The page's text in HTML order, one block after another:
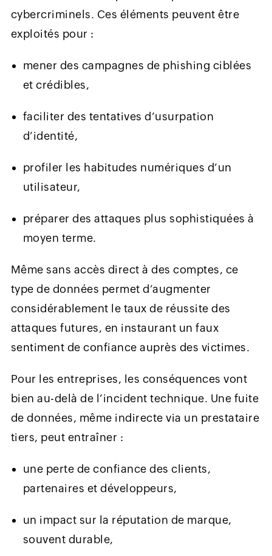
cybercriminels. Ces éléments peuvent être
exploités pour :
mener des campagnes de phishing ciblées
et crédibles,
faciliter des tentatives d’usurpation
d’identité,
profiler les habitudes numériques d’un
utilisateur,
préparer des attaques plus sophistiquées à
moyen terme.
Même sans accès direct à des comptes, ce
type de données permet d’augmenter
considérablement le taux de réussite des
attaques futures, en instaurant un faux
sentiment de confiance auprès des victimes.
Pour les entreprises, les conséquences vont
bien au-delà de l’incident technique. Une fuite
de données, même indirecte via un prestataire
tiers, peut entraîner :
une perte de confiance des clients,
partenaires et développeurs,
un impact sur la réputation de marque,
souvent durable,